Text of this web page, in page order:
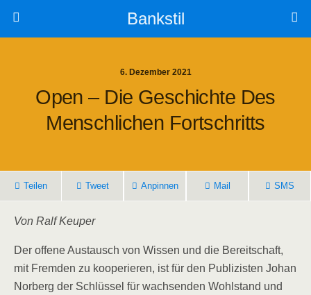
Bankstil
6. Dezember 2021
Open – Die Geschich­te Des
Mensch­li­chen Fortschritts
Tei­len Tweet Anpin­nen Mail SMS
Von Ralf Keuper
Der offe­ne Aus­tausch von Wis­sen und die Bereit­schaft,
mit Frem­den zu koope­rie­ren, ist für den Publi­zis­ten Johan
Nor­berg der Schlüs­sel für wach­sen­den Wohl­stand und